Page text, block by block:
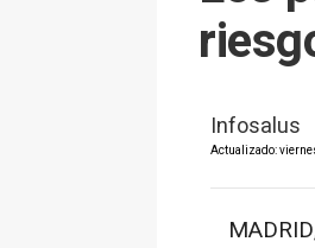
Infosalus
Actualizado: